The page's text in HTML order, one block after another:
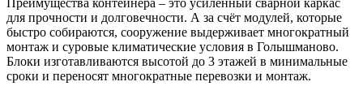
для прочности и долговечности. А за счёт модулей, которые
быстро собираются, сооружение выдерживает многократный
монтаж и суровые климатические условия в Голышманово.
Блоки изготавливаются высотой до 3 этажей в минимальные
сроки и переносят многократные перевозки и монтаж.